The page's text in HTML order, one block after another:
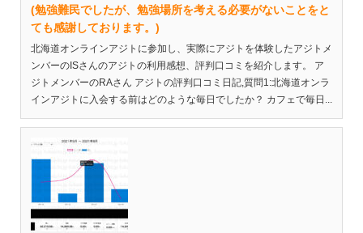
(勉強難民でしたが、勉強場所を考える必要がないことをと
ても感謝しております。)
北海道オンラインアジトに参加し、実際にアジトを体験したアジトメ
ンバーのISさんのアジトの利用感想、評判口コミを紹介します。 ア
ジトメンバーのRAさん アジトの評判口コミ日記,質問1:北海道オンラ
インアジトに入会する前はどのような毎日でしたか？ カフェで毎日...